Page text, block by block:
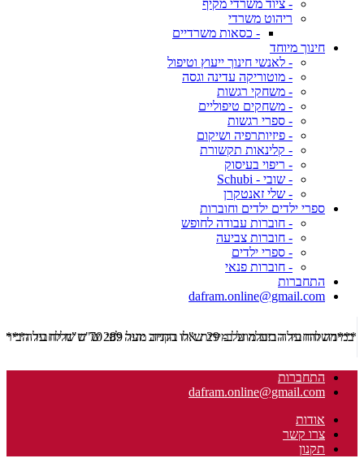
- ציוד משרדי מקיף
ריהוט משרדי
- כסאות משרדיים
חינוך מיוחד
- לאנשי חינוך ייעוץ וטיפול
- מוטוריקה עדינה וגסה
- משחקי רגשות
- משחקים טיפוליים
- ספרי רגשות
- פיזיותרפיה ושיקום
- קלינאות תקשורת
- ריפוי בעיסוק
- שובי - Schubi
- שלי זאנטקרן
ספרי ילדים ילדים וחוברות
- חוברות עבודה לחופש
- חוברות צביעה
- ספרי ילדים
- חוברות פנאי
התחברות
dafram.online@gmail.com
***משלוח עד הבית מוזל ב- 29 ש"ח בקניה מעל 289 ש"ח שליח עד הבית ***
התחברות
dafram.online@gmail.com
אודות
צרו קשר
תקנון